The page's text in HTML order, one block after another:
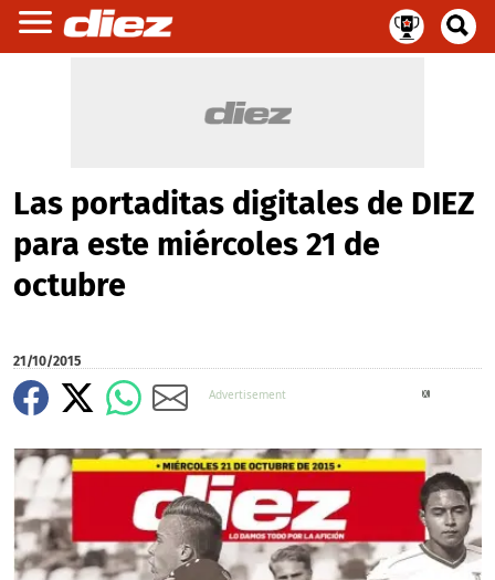
Las portaditas digitales de DIEZ
para este miércoles 21 de
octubre
21/10/2015
X